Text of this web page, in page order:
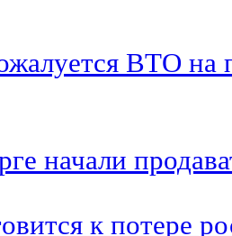
ВТО
начали
к потере